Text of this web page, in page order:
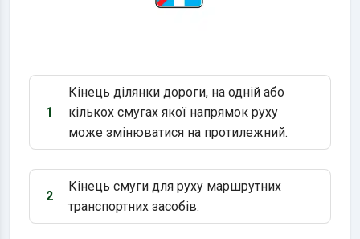
Варіант 1:
1
Кінець ділянки дороги, на одній або
кількох смугах якої напрямок руху
може змінюватися на протилежний.
Варіант 2:
2
Кінець смуги для руху маршрутних
транспортних засобів.